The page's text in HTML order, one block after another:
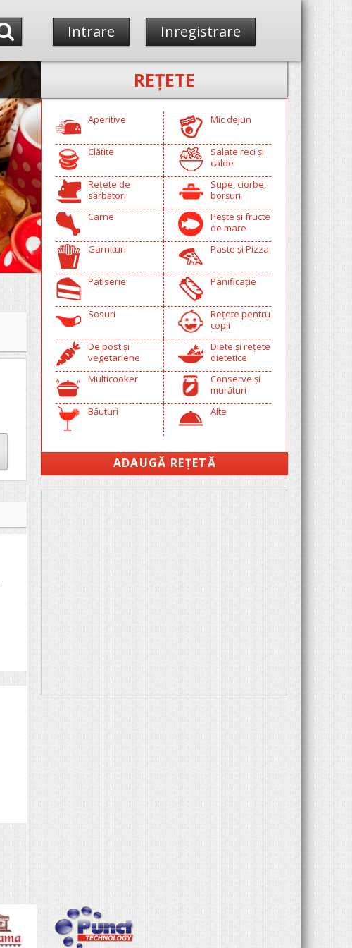
Intrare Inregistrare
REŢETE
Aperitive Mic dejun
Clătite
Salate reci și
calde
Rețete de
sărbători
Supe, ciorbe,
borșuri
Carne
Pește și fructe
de mare
Garnituri
Paste și Pizza
Patiserie Panificație
Sosuri
Rețete pentru
copii
De post și
vegetariene
Diete și rețete
dietetice
Multicooker
Conserve și
murături
Băuturi
Alte
ADAUGĂ REȚETĂ